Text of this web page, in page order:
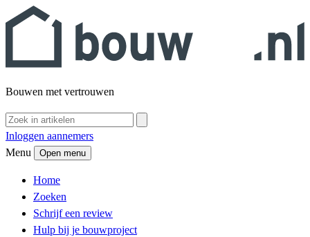
Bouwen met vertrouwen
Inloggen aannemers
Menu
Open menu
Home
Zoeken
Schrijf een review
Hulp bij je bouwproject